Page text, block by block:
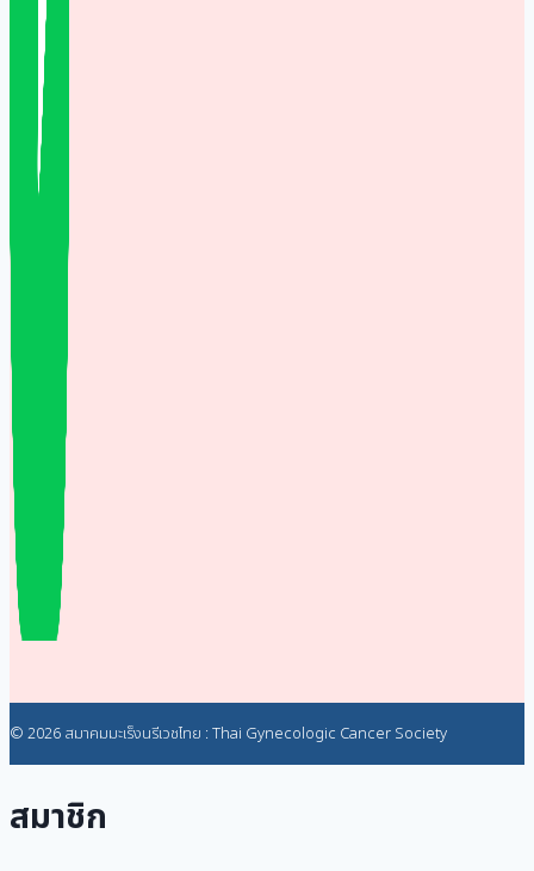
© 2026 สมาคมมะเร็งนรีเวชไทย : Thai Gynecologic Cancer Society
สมาชิก